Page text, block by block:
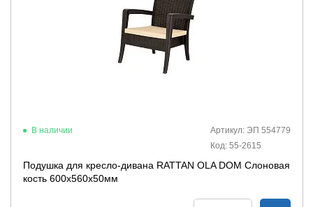
В наличии
Артикул: ЭП 554779
Код: 55-2615
Подушка для кресло-дивана RATTAN OLA DOM Слоновая
кость 600х560х50мм